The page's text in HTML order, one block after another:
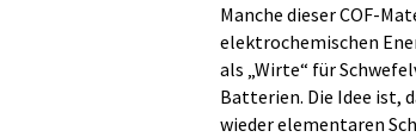
Manche dieser COF-
elektrochemischen
als „Wirte“ für
Batterien. Die Idee ist,
wieder elementaren